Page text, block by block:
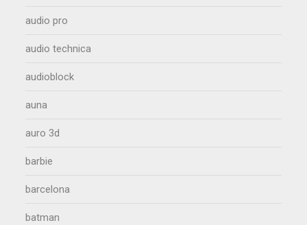
audio pro
audio technica
audioblock
auna
auro 3d
barbie
barcelona
batman